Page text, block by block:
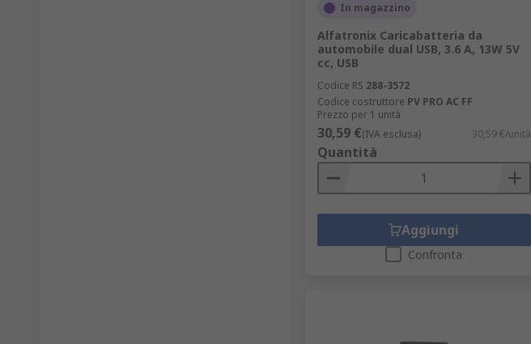
In magazzino
Alfatronix Caricabatteria da
automobile dual USB, 3.6 A, 13W 5V
cc, USB
Codice RS 288-3572
Codice costruttore PV PRO AC FF
Prezzo per 1 unità
30,59 €(IVA esclusa) 30,59 €/unità
Quantità
Aggiungi
Confronta